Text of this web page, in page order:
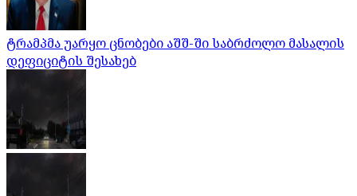
ტრამპმა უარყო ცნობები აშშ-ში საბრძოლო მასალის
დეფიციტის შესახებ